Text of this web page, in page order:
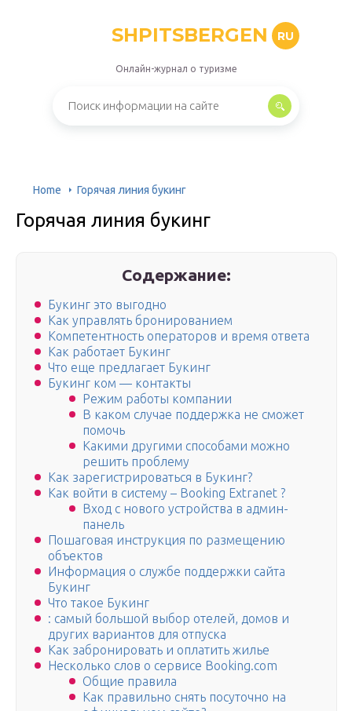
SHPITSBERGEN RU
Онлайн-журнал о туризме
Home Горячая линия букинг
Горячая линия букинг
Содержание:
Букинг это выгодно
Как управлять бронированием
Компетентность операторов и время ответа
Как работает Букинг
Что еще предлагает Букинг
Букинг ком — контакты
Режим работы компании
В каком случае поддержка не сможет
помочь
Какими другими способами можно
решить проблему
Как зарегистрироваться в Букинг?
Как войти в систему – Booking Extranet ?
Вход с нового устройства в админ-
панель
Пошаговая инструкция по размещению
объектов
Информация о службе поддержки сайта
Букинг
Что такое Букинг
: самый большой выбор отелей, домов и
других вариантов для отпуска
Как забронировать и оплатить жилье
Несколько слов о сервисе Booking.com
Общие правила
Как правильно снять посуточно на